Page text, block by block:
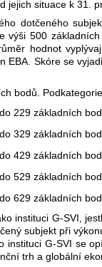
jejich situace k 31.
dotčeného
výši 500
hodnot
EBA. Skóre se
bodů.
229 základních
329 základních
429 základních
529 základních
629 základních
instituci G-SVI,
subjekt při
instituci G-SVI se
trh a globální